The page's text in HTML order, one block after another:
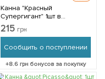
Канна "Красный
Супергигант" 1шт в
упаковке
215 грн
Сообщить о поступлении
+8.6грн бонусов за покупку